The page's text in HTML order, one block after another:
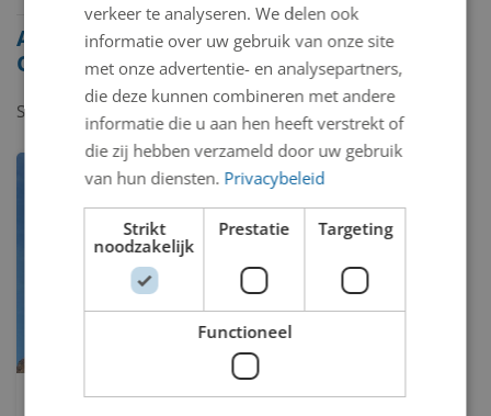
Alle beelden van Tineke
Ongkiehong-Juffermans
Showing
Borstbeeld Cornelis
verkeer te analyseren. We delen ook
informatie over uw gebruik van onze site
met onze advertentie- en analysepartners,
die deze kunnen combineren met andere
informatie die u aan hen heeft verstrekt of
die zij hebben verzameld door uw gebruik
van hun diensten. Privacybeleid
Strikt
noodzakelijk
Prestatie Targeting
Functioneel